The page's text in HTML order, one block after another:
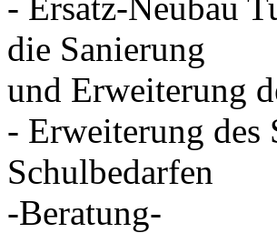
die Sanierung
und Erweiterung
- Erweiterung des
Schulbedarfen
-Beratung-